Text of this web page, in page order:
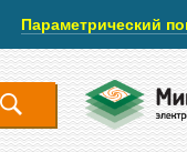
Параметрический